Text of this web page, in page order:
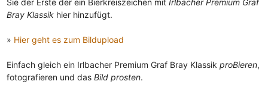
Sie der Erste der ein Bierkreiszeichen mit Irlbacher Premium Graf
Bray Klassikhier hinzufügt.
» Hier geht es zum Bildupload
Einfach gleich ein Irlbacher Premium Graf Bray Klassik proBieren,
fotografieren und das Bild prosten.